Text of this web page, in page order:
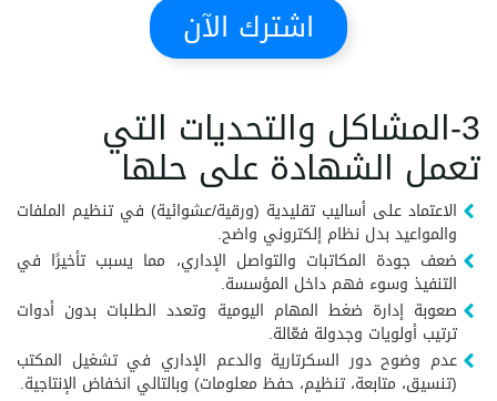
اشترك الآن
3-المشاكل والتحديات التي
تعمل الشهادة على حلها
الاعتماد على أساليب تقليدية (ورقية/عشوائية) في تنظيم الملفات
والمواعيد بدل نظام إلكتروني واضح.
ضعف جودة المكاتبات والتواصل الإداري، مما يسبب تأخيرًا في
التنفيذ وسوء فهم داخل المؤسسة.
صعوبة إدارة ضغط المهام اليومية وتعدد الطلبات بدون أدوات
ترتيب أولويات وجدولة فعّالة.
عدم وضوح دور السكرتارية والدعم الإداري في تشغيل المكتب
(تنسيق، متابعة، تنظيم، حفظ معلومات) وبالتالي انخفاض الإنتاجية.